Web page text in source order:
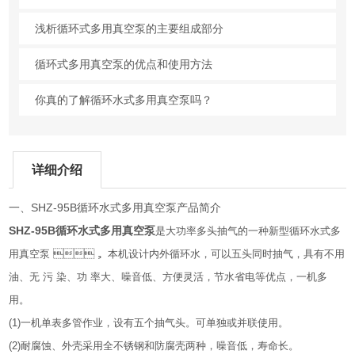
浅析循环式多用真空泵的主要组成部分
循环式多用真空泵的优点和使用方法
你真的了解循环水式多用真空泵吗？
详细介绍
一、 SHZ-95B循环水式多用真空泵产品简介
SHZ-95B循环水式多用真空泵是大功率多头抽气的一种新型循环水式多
用真空泵 ， 本机设计内外循环水，可以五头同时抽气，具有不用
油、无 污 染、功 率大、噪音低、方便灵活，节水省电等优点，一机多
用。
(1)一机单表多管作业，设有五个抽气头。可单独或并联使用。
(2)耐腐蚀、外壳采用全不锈钢和防腐壳两种，噪音低，寿命长。